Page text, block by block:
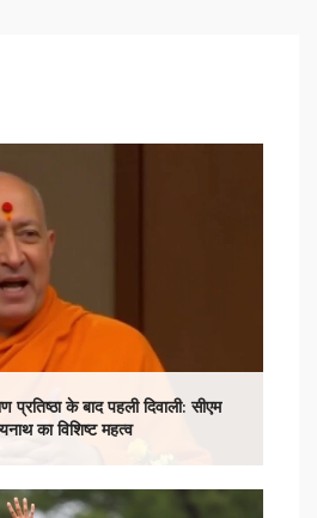
प्रतिष्ठा के बाद पहली दिवाली: सीएम
का विशिष्ट महत्व